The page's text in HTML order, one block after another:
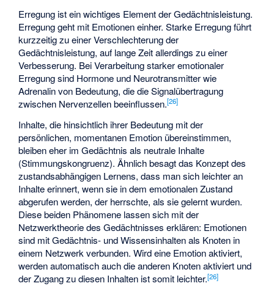
Erregung ist ein wichtiges Element der Gedächtnisleistung.
Erregung geht mit Emotionen einher. Starke Erregung führt
kurzzeitig zu einer Verschlechterung der
Gedächtnisleistung, auf lange Zeit allerdings zu einer
Verbesserung. Bei Verarbeitung starker emotionaler
Erregung sind Hormone und Neurotransmitter wie
Adrenalin von Bedeutung, die die Signalübertragung
zwischen Nervenzellen beeinflussen.[26]
Inhalte, die hinsichtlich ihrer Bedeutung mit der
persönlichen, momentanen Emotion übereinstimmen,
bleiben eher im Gedächtnis als neutrale Inhalte
(Stimmungskongruenz). Ähnlich besagt das Konzept des
zustandsabhängigen Lernens, dass man sich leichter an
Inhalte erinnert, wenn sie in dem emotionalen Zustand
abgerufen werden, der herrschte, als sie gelernt wurden.
Diese beiden Phänomene lassen sich mit der
Netzwerktheorie des Gedächtnisses erklären: Emotionen
sind mit Gedächtnis- und Wissensinhalten als Knoten in
einem Netzwerk verbunden. Wird eine Emotion aktiviert,
werden automatisch auch die anderen Knoten aktiviert und
der Zugang zu diesen Inhalten ist somit leichter.[26]